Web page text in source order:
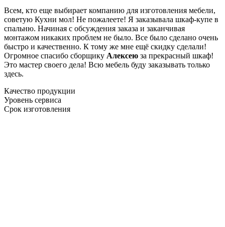
Всем, кто еще выбирает компанию для изготовления мебели,
советую Кухни мол! Не пожалеете! Я заказывала шкаф-купе в
спальню. Начиная с обсуждения заказа и заканчивая
монтажом никаких проблем не было. Все было сделано очень
быстро и качественно. К тому же мне ещё скидку сделали!
Огромное спасибо сборщику Алексею за прекрасный шкаф!
Это мастер своего дела! Всю мебель буду заказывать только
здесь.
Качество продукции
Уровень сервиса
Срок изготовления